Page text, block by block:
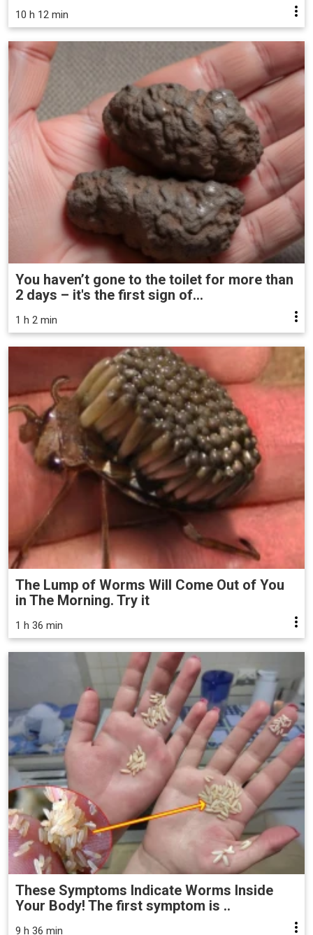
10 h 12 min
You haven’t gone to the toilet for more than
2 days – it's the first sign of...
1 h 2 min
The Lump of Worms Will Come Out of You
in The Morning. Try it
1 h 36 min
These Symptoms Indicate Worms Inside
Your Body! The first symptom is ..
9 h 36 min